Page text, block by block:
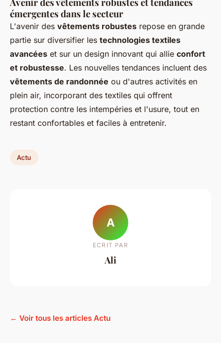
émergentes dans le secteur
L'avenir des vêtements robustes repose en grande
partie sur diversifier les technologies textiles
avancées et sur un design innovant qui allie confort
et robustesse. Les nouvelles tendances incluent des
vêtements de randonnée ou d'autres activités en
plein air, incorporant des textiles qui offrent
protection contre les intempéries et l'usure, tout en
restant confortables et faciles à entretenir.
Actu
A
ECRIT PAR
Ali
← Voir tous les articles Actu